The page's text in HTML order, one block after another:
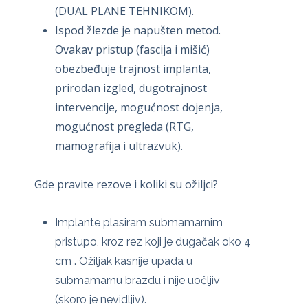
(DUAL PLANE TEHNIKOM).
Ispod žlezde je napušten metod.
Ovakav pristup (fascija i mišić)
obezbeđuje trajnost implanta,
prirodan izgled, dugotrajnost
intervencije, mogućnost dojenja,
mogućnost pregleda (RTG,
mamografija i ultrazvuk).
Gde pravite rezove i koliki su ožiljci?
Implante plasiram submamarnim
pristupo, kroz rez koji je dugačak oko 4
cm . Ožiljak kasnije upada u
submamarnu brazdu i nije uočljiv
(skoro je nevidljiv).